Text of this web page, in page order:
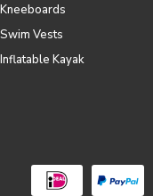
Kneeboards
Swim Vests
Inflatable Kayak